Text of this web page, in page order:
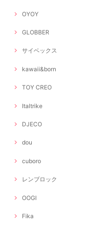
OYOY
GLOBBER
サイベックス
kawaii&born
TOY CREO
Italtrike
DJECO
dou
cuboro
レンブロック
OOGI
Fika